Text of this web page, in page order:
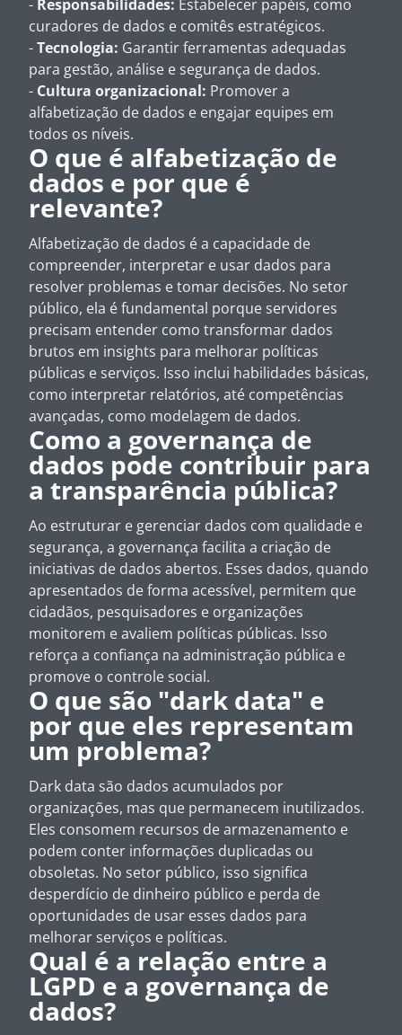
- Responsabilidades: Estabelecer papéis, como
curadores de dados e comitês estratégicos.
-Tecnologia: Garantir ferramentas adequadas
para gestão, análise e segurança de dados.
- Cultura organizacional: Promover a
alfabetização de dados e engajar equipes em
todos os níveis.
O que é alfabetização de
dados e por que é
relevante?
Alfabetização de dados é a capacidade de
compreender, interpretar e usar dados para
resolver problemas e tomar decisões. No setor
público, ela é fundamental porque servidores
precisam entender como transformar dados
brutos em insights para melhorar políticas
públicas e serviços. Isso inclui habilidades básicas,
como interpretar relatórios, até competências
avançadas, como modelagem de dados.
Como a governança de
dados pode contribuir para
a transparência pública?
Ao estruturar e gerenciar dados com qualidade e
segurança, a governança facilita a criação de
iniciativas de dados abertos. Esses dados, quando
apresentados de forma acessível, permitem que
cidadãos, pesquisadores e organizações
monitorem e avaliem políticas públicas. Isso
reforça a confiança na administração pública e
promove o controle social.
O que são "dark data" e
por que eles representam
um problema?
Dark data são dados acumulados por
organizações, mas que permanecem inutilizados.
Eles consomem recursos de armazenamento e
podem conter informações duplicadas ou
obsoletas. No setor público, isso significa
desperdício de dinheiro público e perda de
oportunidades de usar esses dados para
melhorar serviços e políticas.
Qual é a relação entre a
LGPD e a governança de
dados?